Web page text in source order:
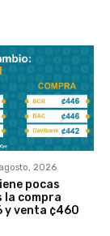
2026
pocas
la compra
y venta ¢460